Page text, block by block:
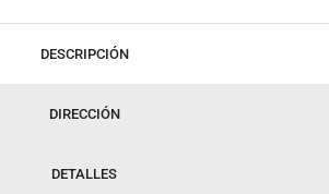
DESCRIPCIÓN
DIRECCIÓN
DETALLES